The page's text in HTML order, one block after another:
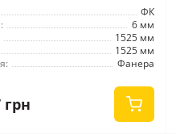
ФК
6 мм
1525 мм
1525 мм
Фанера
грн